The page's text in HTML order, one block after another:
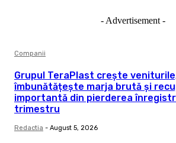
- Advertisement -
Companii
Grupul TeraPlast crește
îmbunătățește marja brută și
importantă din pierderea
trimestru
Redactia - August 5, 2026